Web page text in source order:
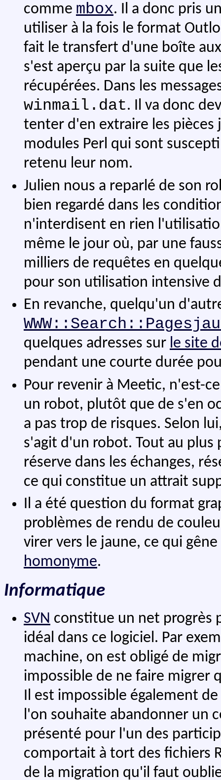
comme mbox. Il a donc pris
utiliser à la fois le format
fait le transfert d'une boîte
s'est aperçu par la suite que
récupérées. Dans les
winmail.dat. Il va donc
tenter d'en extraire les pièces
modules Perl qui sont
retenu leur nom.
Julien nous a reparlé de son
bien regardé dans les
n'interdisent en rien
même le jour où, par une
milliers de requêtes en
pour son utilisation intensive
En revanche, quelqu'un
quelques adresses sur le site
pendant une courte durée
Pour revenir à Meetic, n'est-
un robot, plutôt que de s'en
a pas trop de risques. Selon
s'agit d'un robot. Tout au
réserve dans les échanges,
ce qui constitue un attrait
Il a été question du format
problèmes de rendu de
virer vers le jaune, ce qui
homonyme.
Informatique
SVN constitue un net progrès
idéal dans ce logiciel. Par
machine, on est obligé de
impossible de ne faire migrer
Il est impossible également
l'on souhaite abandonner un
présenté pour l'un des
comportait à tort des fichiers
de la migration qu'il faut